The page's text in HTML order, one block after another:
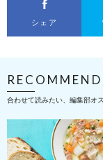
シェア
合わせて読みたい、編集部オ